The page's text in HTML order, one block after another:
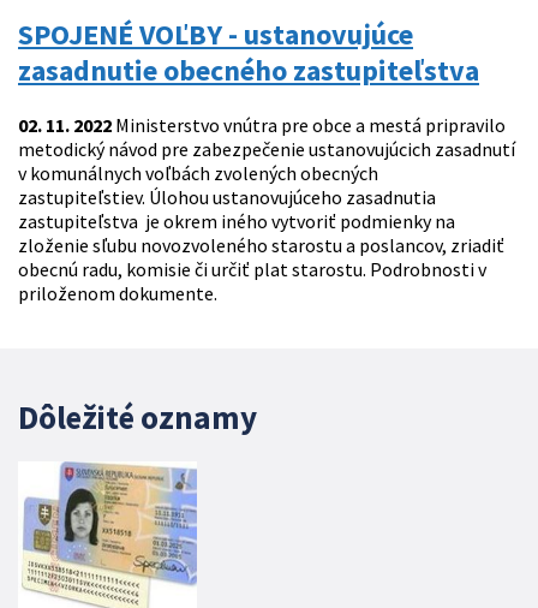
SPOJENÉ VOĽBY - ustanovujúce
zasadnutie obecného zastupiteľstva
02. 11. 2022 Ministerstvo vnútra pre obce a mestá pripravilo
metodický návod pre zabezpečenie ustanovujúcich zasadnutí
v komunálnych voľbách zvolených obecných
zastupiteľstiev. Úlohou ustanovujúceho zasadnutia
zastupiteľstva je okrem iného vytvoriť podmienky na
zloženie sľubu novozvoleného starostu a poslancov, zriadiť
obecnú radu, komisie či určiť plat starostu. Podrobnosti v
priloženom dokumente.
Dôležité oznamy